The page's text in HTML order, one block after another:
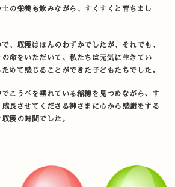
の栄養も飲みながら、すくすくと育ちまし
、収穫はほんのわずかでしたが、それでも、
命をいただいて、私たちは元気に生きてい
めて感じることができた子どもたちでした。
こうべを垂れている稲穂を見つめながら、す
長させてくださる神さまに心から感謝をする
穫の時間でした。